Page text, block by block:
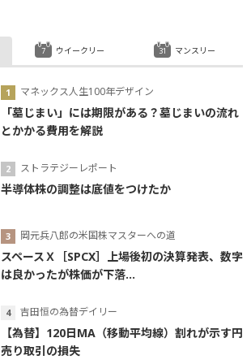
マネックス人生100年デザイン
「墓じまい」には期限がある？墓じまいの流れ
とかかる費用を解説
ストラテジーレポート
半導体株の調整は底値をつけたか
岡元兵八郎の米国株マスターへの道
スペースＸ［SPCX］上場後初の決算発表、数字
は良かったが株価が下落...
吉田恒の為替デイリー
【為替】120日MA（移動平均線）割れが示す円
売り取引の損失
ウイークリー マンスリー